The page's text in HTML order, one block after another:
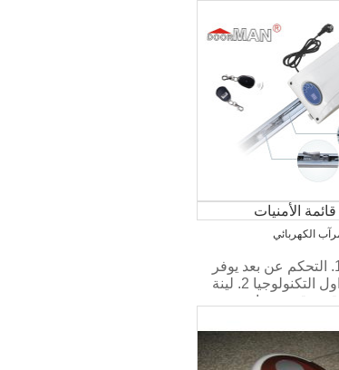
الأمنيات
الكهربائي
الميزات: 1. التحكم عن بعد يوفر
رمز المتداول التكنولوجيا 2. لينة
قوية، صامتة.